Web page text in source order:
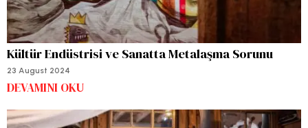
Kültür Endüstrisi ve Sanatta Metalaşma Sorunu
23 August 2024
DEVAMINI OKU